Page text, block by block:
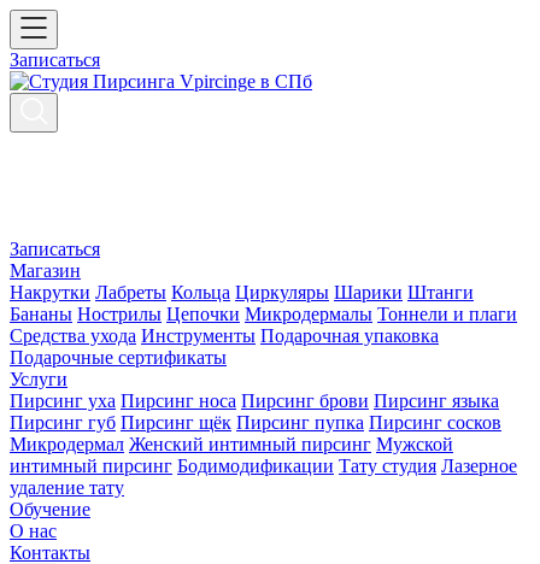
Записаться
Записаться
Магазин
Накрутки Лабреты Кольца Циркуляры Шарики Штанги
Бананы Нострилы Цепочки Микродермалы Тоннели и плаги
Средства ухода Инструменты Подарочная упаковка
Подарочные сертификаты
Услуги
Пирсинг уха Пирсинг носа Пирсинг брови Пирсинг языка
Пирсинг губ Пирсинг щёк Пирсинг пупка Пирсинг сосков
Микродермал Женский интимный пирсинг Мужской
интимный пирсинг Бодимодификации Тату студия Лазерное
удаление тату
Обучение
О нас
Контакты